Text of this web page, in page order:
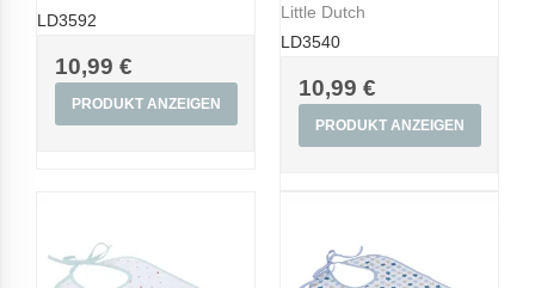
LD3592
10,99 €
PRODUKT ANZEIGEN
Little Dutch
LD3540
10,99 €
PRODUKT ANZEIGEN